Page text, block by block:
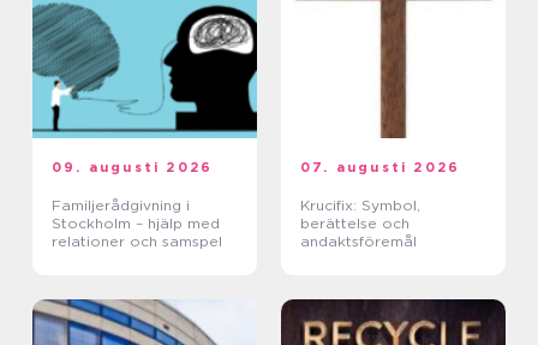
09. augusti 2026
Familjerådgivning i
Stockholm – hjälp med
relationer och samspel
07. augusti 2026
Krucifix: Symbol,
berättelse och
andaktsföremål